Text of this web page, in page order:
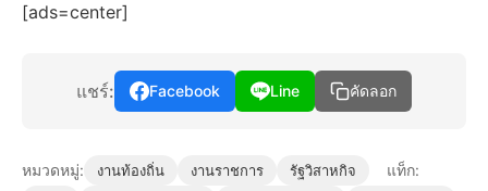
[ads=center]
แชร์: Facebook Line คัดลอก
หมวดหมู่: งานท้องถิ่น งานราชการ รัฐวิสาหกิจ แท็ก: